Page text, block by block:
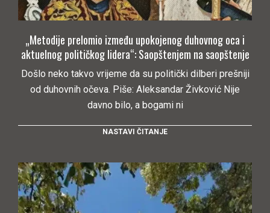
„Metodije prelomio između upokojenog duhovnog oca i
aktuelnog političkog lidera“: Saopštenjem na saopštenje
Došlo neko takvo vrijeme da su politički dilberi prešniji
od duhovnih očeva. Piše: Aleksandar Živković Nije
davno bilo, a bogami ni
NASTAVI ČITANJE